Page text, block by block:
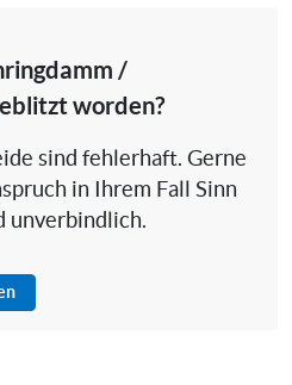
/
worden?
sind fehlerhaft. Gerne
in Ihrem Fall Sinn
unverbindlich.